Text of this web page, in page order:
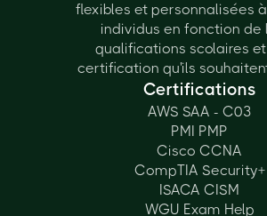
flexibles et personnalisées
individus en fonction de
qualifications scolaires
certification qu'ils
Certifications
AWS SAA - C03
PMI PMP
Cisco CCNA
CompTIA Security+
ISACA CISM
WGU Exam Help